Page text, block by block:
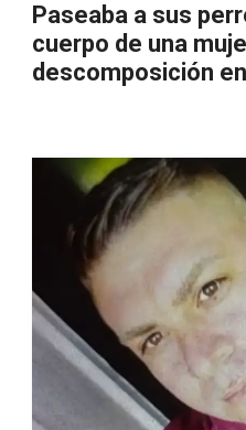
Paseaba a sus
cuerpo de una
descomposición